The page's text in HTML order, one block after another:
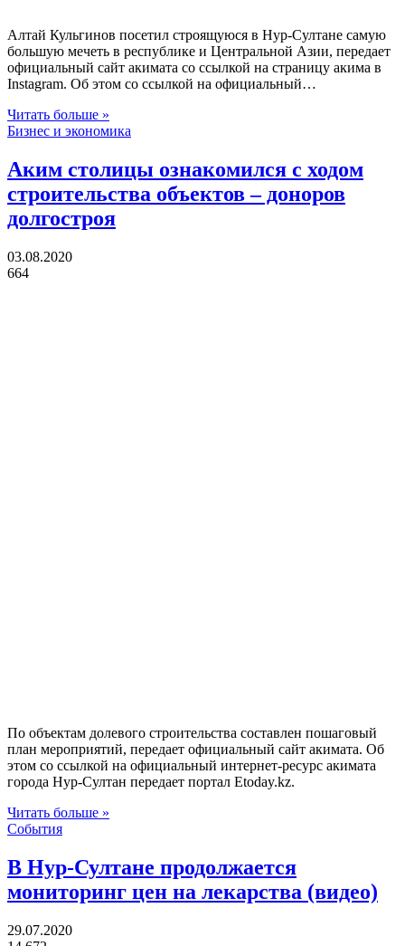
Алтай Кульгинов посетил строящуюся в Нур-Султане самую
большую мечеть в республике и Центральной Азии, передает
официальный сайт акимата со ссылкой на страницу акима в
Instagram. Об этом со ссылкой на официальный…
Читать больше »
Бизнес и экономика
Аким столицы ознакомился с ходом
строительства объектов – доноров
долгостроя
03.08.2020
664
По объектам долевого строительства составлен пошаговый
план мероприятий, передает официальный сайт акимата. Об
этом со ссылкой на официальный интернет-ресурс акимата
города Нур-Султан передает портал Еtoday.kz.
Читать больше »
События
В Нур-Султане продолжается
мониторинг цен на лекарства (видео)
29.07.2020